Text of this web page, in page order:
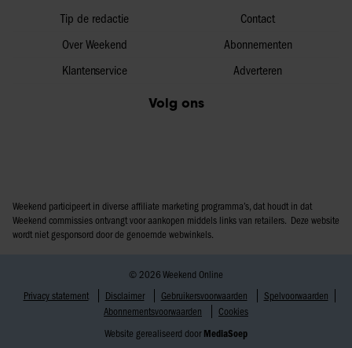
Tip de redactie
Over Weekend
Klantenservice
Contact
Abonnementen
Adverteren
Volg ons
Weekend participeert in diverse affiliate marketing programma’s, dat houdt in dat
Weekend commissies ontvangt voor aankopen middels links van retailers. Deze website
wordt niet gesponsord door de genoemde webwinkels.
© 2026 Weekend Online
Privacy statement
Disclaimer Gebruikersvoorwaarden
Spelvoorwaarden
Abonnementsvoorwaarden
Cookies
Website gerealiseerd door MediaSoep